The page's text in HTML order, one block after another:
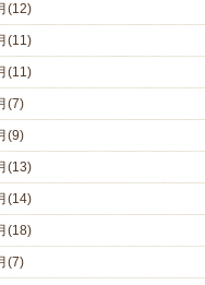
(12)
(11)
(11)
(7)
(9)
(13)
(14)
(18)
(7)